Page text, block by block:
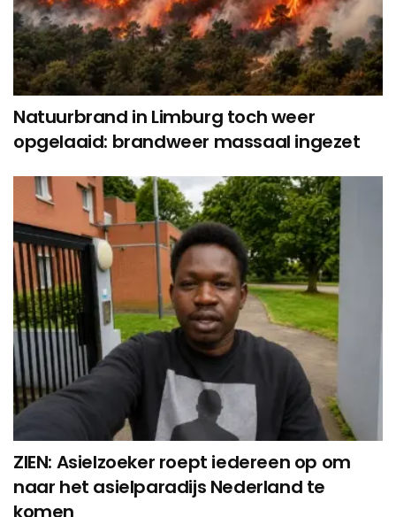
Natuurbrand in Limburg toch weer
opgelaaid: brandweer massaal ingezet
ZIEN: Asielzoeker roept iedereen op om
naar het asielparadijs Nederland te
komen